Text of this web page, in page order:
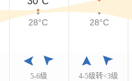
5-6级 4-5级转<3级
28°C 28°C